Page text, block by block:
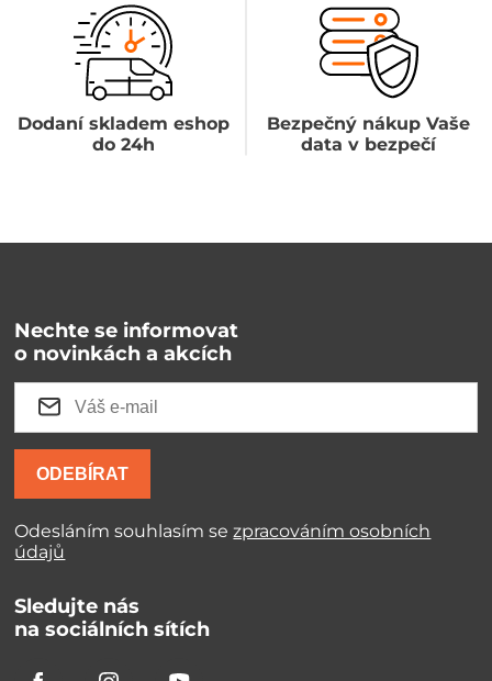
Dodaní skladem eshop
do 24h
Bezpečný nákup Vaše
data v bezpečí
Nechte se informovat
o novinkách a akcích
ODEBÍRAT
Odesláním souhlasím sezpracováním osobních
údajů
Sledujte nás
na sociálních sítích